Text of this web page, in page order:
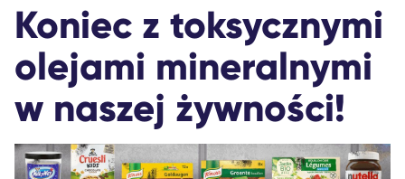
ZALOGUJ SIĘ
POMOC
Koniec z toksycznymi
olejami mineralnymi
w naszej żywności!